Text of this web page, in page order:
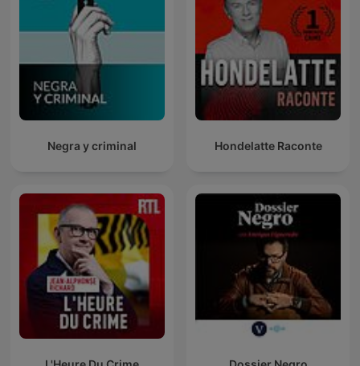
Negra y criminal Hondelatte Raconte